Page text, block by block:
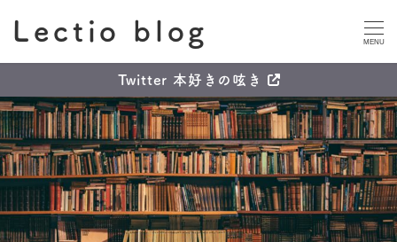
Lectio blog MENU
Twitter 本好きの呟き